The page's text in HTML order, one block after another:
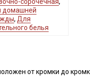
домашней
, Для
белья
от кромки до